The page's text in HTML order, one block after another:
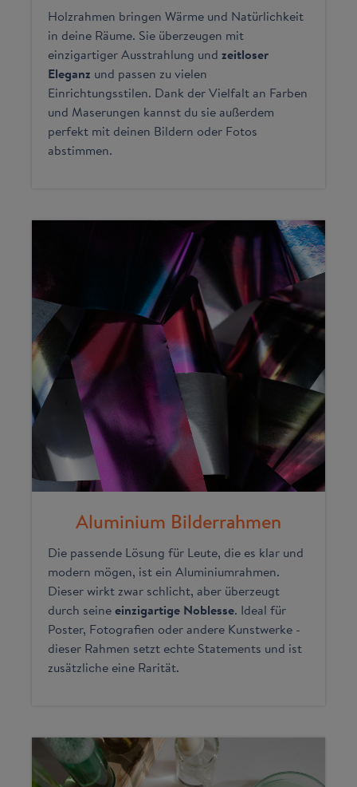
Holzrahmen bringen Wärme und Natürlichkeit
in deine Räume. Sie überzeugen mit
einzigartiger Ausstrahlung und zeitloser
Eleganz und passen zu vielen
Einrichtungsstilen. Dank der Vielfalt an Farben
und Maserungen kannst du sie außerdem
perfekt mit deinen Bildern oder Fotos
abstimmen.
Aluminium Bilderrahmen
Die passende Lösung für Leute, die es klar und
modern mögen, ist ein Aluminiumrahmen.
Dieser wirkt zwar schlicht, aber überzeugt
durch seineeinzigartige Noblesse. Ideal für
Poster, Fotografien oder andere Kunstwerke -
dieser Rahmen setzt echte Statements und ist
zusätzliche eine Rarität.